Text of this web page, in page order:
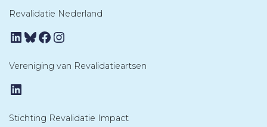
Revalidatie Nederland
LinkedIn
Bluesky
Facebook
Instagram
Vereniging van Revalidatieartsen
LinkedIn
Stichting Revalidatie Impact